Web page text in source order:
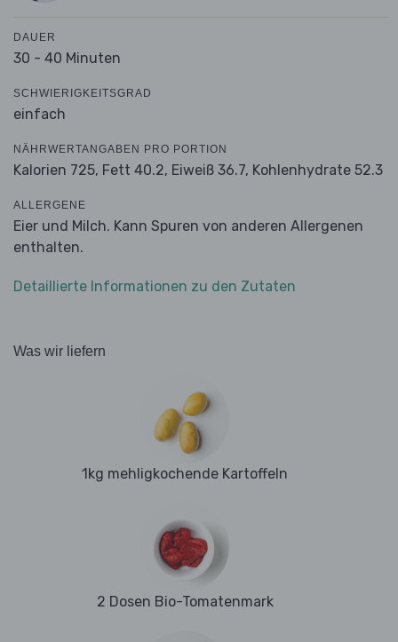
DAUER
30 - 40 Minuten
SCHWIERIGKEITSGRAD
einfach
NÄHRWERTANGABEN PRO PORTION
Kalorien 725, Fett 40.2, Eiweiß 36.7, Kohlenhydrate 52.3
ALLERGENE
Eier und Milch. Kann Spuren von anderen Allergenen
enthalten.
Detaillierte Informationen zu den Zutaten
Was wir liefern
1kg mehligkochende Kartoffeln
2 Dosen Bio-Tomatenmark